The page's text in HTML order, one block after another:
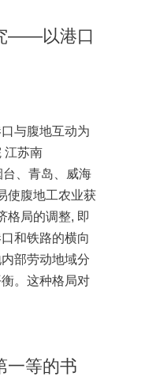
——以港口
与腹地互动为
江苏南
、青岛、威海
使腹地工农业获
格局的调整, 即
和铁路的横向
部劳动地域分
。这种格局对
一等的书